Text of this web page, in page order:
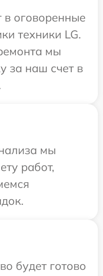
оговоренные
техники LG.
мы
за наш счет в
мы
работ,
будет готово